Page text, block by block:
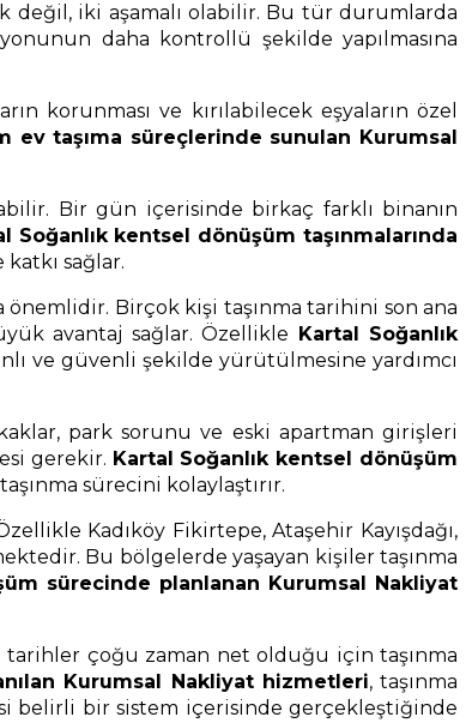
değil, iki aşamalı olabilir. Bu tür durumlarda
daha kontrollü şekilde yapılmasına
korunması ve kırılabilecek eşyaların özel
ev taşıma süreçlerinde sunulan Kurumsal
Bir gün içerisinde birkaç farklı binanın
Soğanlık kentsel dönüşüm taşınmalarında
sağlar.
önemlidir. Birçok kişi taşınma tarihini son ana
avantaj sağlar. Özellikle
Kartal Soğanlık
ve güvenli şekilde yürütülmesine yardımcı
park sorunu ve eski apartman girişleri
gerekir. Kartal Soğanlık kentsel dönüşüm
sürecini kolaylaştırır.
Kadıköy Fikirtepe, Ataşehir Kayışdağı,
Bu bölgelerde yaşayan kişiler taşınma
sürecinde planlanan Kurumsal Nakliyat
tarihler çoğu zaman net olduğu için taşınma
Kurumsal Nakliyat hizmetleri, taşınma
belirli bir sistem içerisinde gerçekleştiğinde